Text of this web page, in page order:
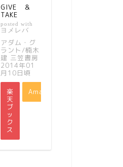
GIVE ＆
TAKE
posted with
ヨメレバ
アダム・グ
ラント/楠木
建 三笠書房
2014年01
月10日頃
楽
天
ブ
ッ
ク
ス
Amazon